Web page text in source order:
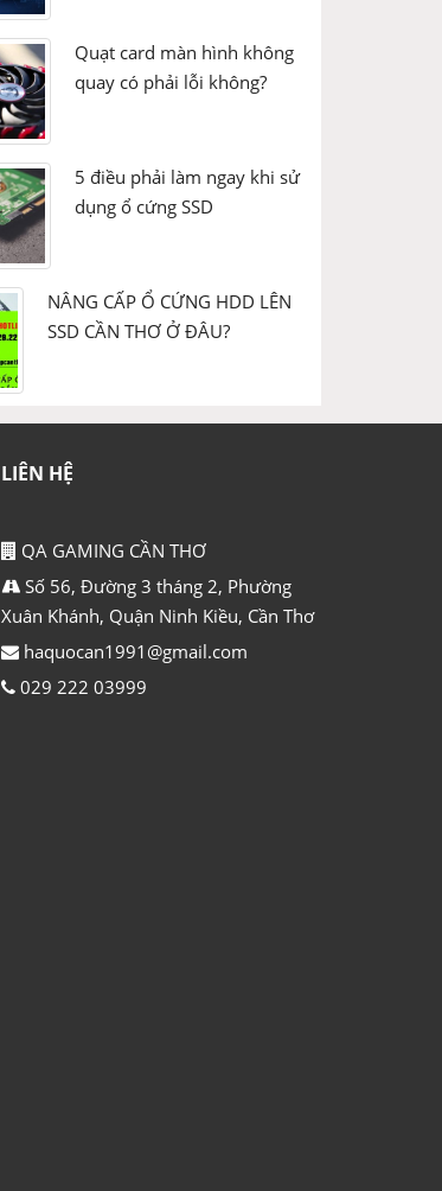
Quạt card màn hình không
quay có phải lỗi không?
5 điều phải làm ngay khi sử
dụng ổ cứng SSD
NÂNG CẤP Ổ CỨNG HDD LÊN
SSD CẦN THƠ Ở ĐÂU?
LIÊN HỆ
QA GAMING CẦN THƠ
Số 56, Đường 3 tháng 2, Phường
Xuân Khánh, Quận Ninh Kiều, Cần Thơ
haquocan1991@gmail.com
029 222 03999